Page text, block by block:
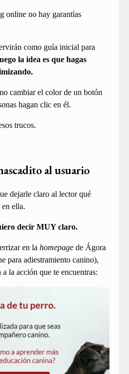
online no hay garantías
como guía inicial para
la idea es que hagas
cambiar el color de un botón
hagan clic en él.
trucos.
al usuario
dejarle claro al lector qué
ella.
decir MUY claro.
en la homepage de Ágora
para adiestramiento canino),
la acción que te encuentras: